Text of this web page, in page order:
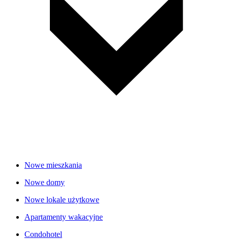
Nowe mieszkania
Nowe domy
Nowe lokale użytkowe
Apartamenty wakacyjne
Condohotel